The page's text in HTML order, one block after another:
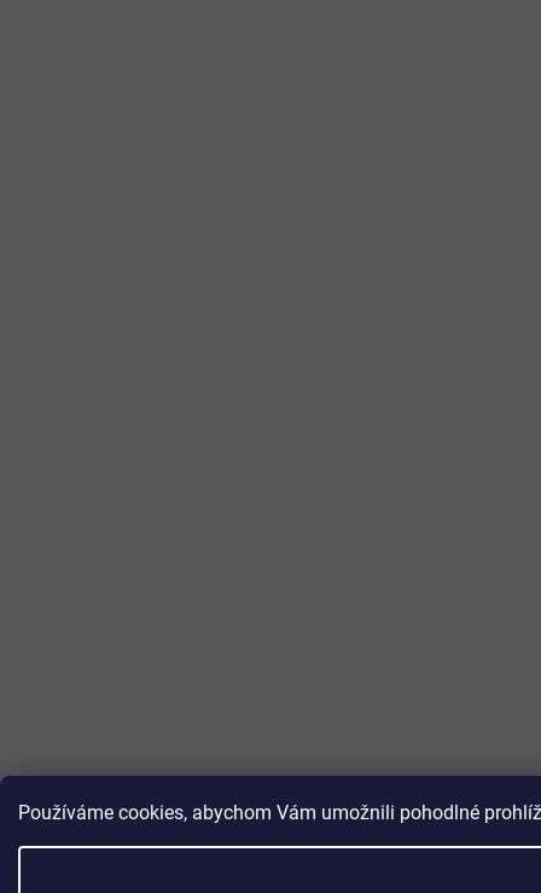
Používáme cookies, abychom Vám umožnili pohodlné